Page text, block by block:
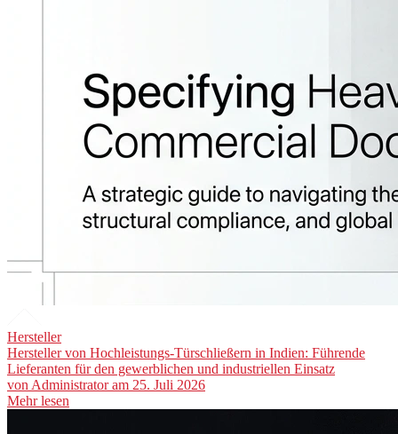
Hersteller
Hersteller von Hochleistungs-Türschließern in Indien: Führende
Lieferanten für den gewerblichen und industriellen Einsatz
von Administratoram 25. Juli 2026
Mehr lesen